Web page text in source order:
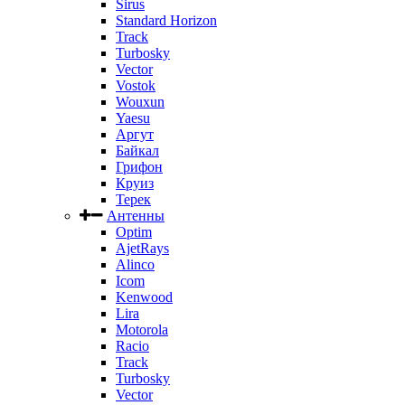
Sirus
Standard Horizon
Track
Turbosky
Vector
Vostok
Wouxun
Yaesu
Аргут
Байкал
Грифон
Круиз
Терек
Антенны
Optim
AjetRays
Alinco
Icom
Kenwood
Lira
Motorola
Racio
Track
Turbosky
Vector